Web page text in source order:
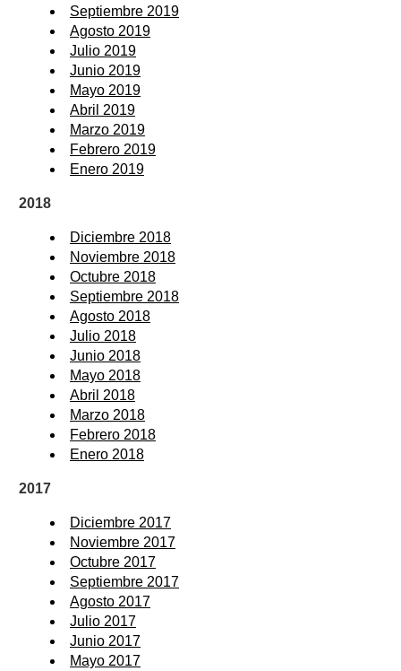
Septiembre 2019
Agosto 2019
Julio 2019
Junio 2019
Mayo 2019
Abril 2019
Marzo 2019
Febrero 2019
Enero 2019
2018
Diciembre 2018
Noviembre 2018
Octubre 2018
Septiembre 2018
Agosto 2018
Julio 2018
Junio 2018
Mayo 2018
Abril 2018
Marzo 2018
Febrero 2018
Enero 2018
2017
Diciembre 2017
Noviembre 2017
Octubre 2017
Septiembre 2017
Agosto 2017
Julio 2017
Junio 2017
Mayo 2017